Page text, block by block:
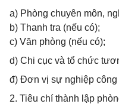
a) Phòng chuyên môn,
b) Thanh tra (nếu có);
c) Văn phòng (nếu có);
d) Chi cục và tổ chức
đ) Đơn vị sự nghiệp công
2. Tiêu chí thành lập